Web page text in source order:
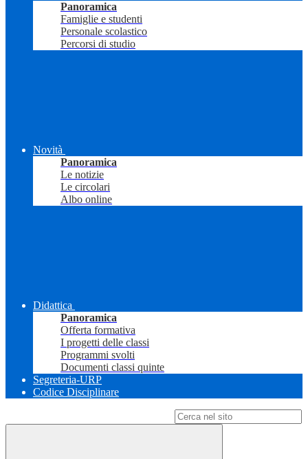
Panoramica
Famiglie e studenti
Personale scolastico
Percorsi di studio
Novità
Panoramica
Le notizie
Le circolari
Albo online
Didattica
Panoramica
Offerta formativa
I progetti delle classi
Programmi svolti
Documenti classi quinte
Segreteria-URP
Codice Disciplinare